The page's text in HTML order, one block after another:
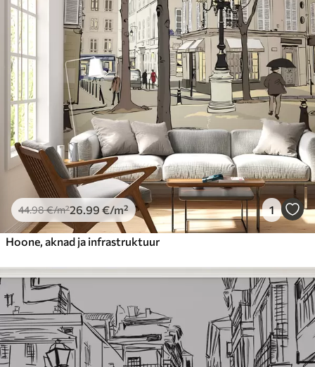
56 .00€ /m²
Premium vinüül
65 .00€/m²
Peel and Stick
81 .00 €/m²
44.98€/m²26 .99 €/m² 1
Hoone, aknad ja infrastruktuur